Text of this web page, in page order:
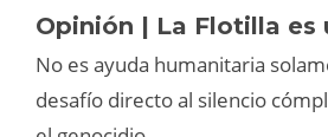
Opinión | La Flotilla es
No es ayuda humanitaria
desafío directo al silencio